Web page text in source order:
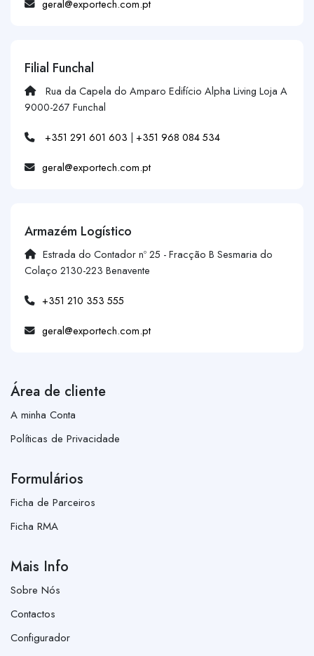
geral@exportech.com.pt
Filial Funchal
Rua da Capela do Amparo Edifício Alpha Living Loja A
9000-267 Funchal
+351 291 601 603 | +351 968 084 534
geral@exportech.com.pt
Armazém Logístico
Estrada do Contador nº 25 - Fracção B Sesmaria do
Colaço 2130-223 Benavente
+351 210 353 555
geral@exportech.com.pt
Área de cliente
A minha Conta
Políticas de Privacidade
Formulários
Ficha de Parceiros
Ficha RMA
Mais Info
Sobre Nós
Contactos
Configurador